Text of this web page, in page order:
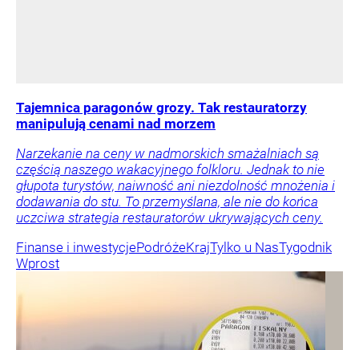
Tajemnica paragonów grozy. Tak restauratorzy
manipulują cenami nad morzem
Narzekanie na ceny w nadmorskich smażalniach są
częścią naszego wakacyjnego folkloru. Jednak to nie
głupota turystów, naiwność ani niezdolność mnożenia i
dodawania do stu. To przemyślana, ale nie do końca
uczciwa strategia restauratorów ukrywających ceny.
Finanse i inwestycjePodróżeKrajTylko u NasTygodnik
Wprost